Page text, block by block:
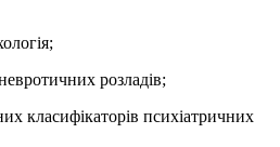
розладів;
класифікаторів психіатричних